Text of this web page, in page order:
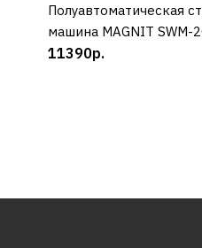
КУПИТЬ
Полуавтоматическая
машина MAGNIT SWM-
11390р.